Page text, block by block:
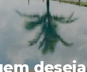
deseja